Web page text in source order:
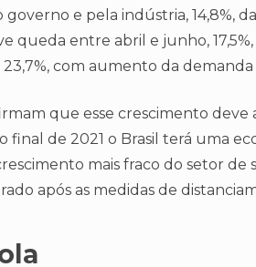
e pela indústria, 14,8%,
queda entre abril e junho,
com aumento da
que esse crescimento
final de 2021 o Brasil terá uma
mais fraco do setor de
após as medidas de